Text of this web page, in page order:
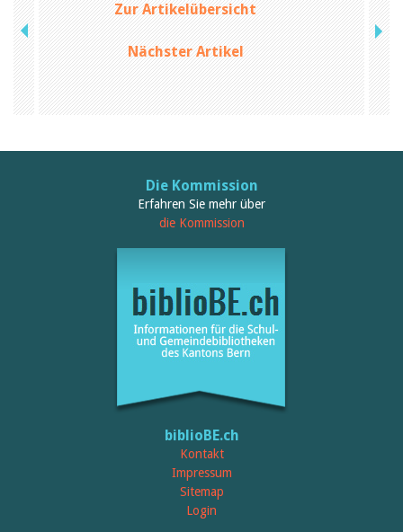
März 2026
Dezember 2025
November 2025
September 2025
Juli 2025
Juni 2025
März 2025
Zur Artikelübersicht
Nächster Artikel
Die Kommission
Erfahren Sie mehr über
die Kommission
biblioBE.ch
Kontakt
Impressum
Sitemap
Login